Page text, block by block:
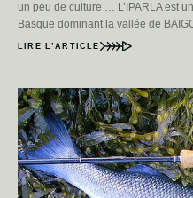
un peu de culture … L’IPARLA est
Basque dominant la vallée de
LIRE L’ARTICLE